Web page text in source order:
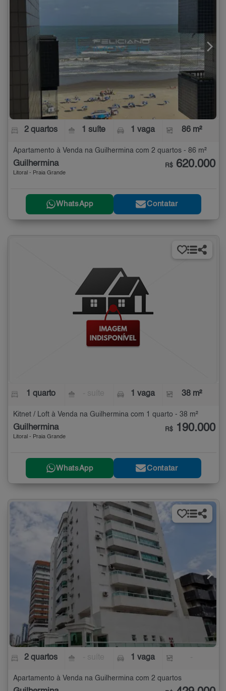
2 quartos 1 suíte 1 vaga 86 m²
Apartamento à Venda na Guilhermina com 2 quartos - 86 m²
Guilhermina
Litoral - Praia Grande
R$ 620.000
WhatsApp Contatar
1 quarto 1 vaga 38 m²
Kitnet / Loft à Venda na Guilhermina com 1 quarto - 38 m²
Guilhermina
Litoral - Praia Grande
R$ 190.000
WhatsApp Contatar
2 quartos 1 vaga
Apartamento à Venda na Guilhermina com 2 quartos